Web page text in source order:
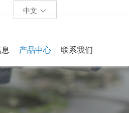
中文
产品中心 联系我们